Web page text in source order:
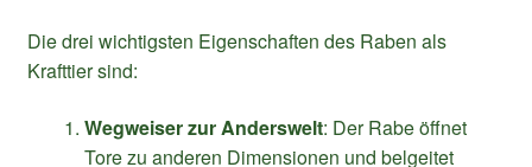
Die drei wichtigsten Eigenschaften des Raben als
Krafttier sind:
Wegweiser zur Anderswelt: Der Rabe öffnet
Tore zu anderen Dimensionen und belgeitet